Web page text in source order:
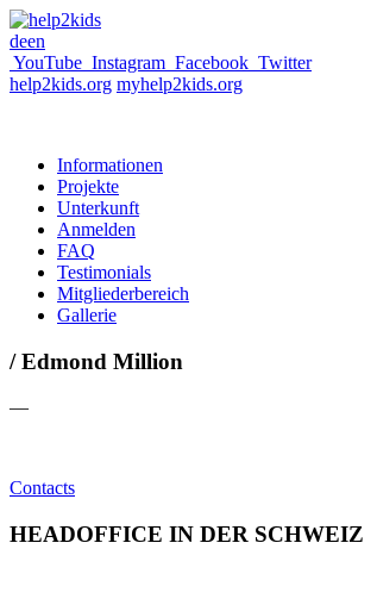
deen
YouTube Instagram Facebook Twitter
help2kids.org myhelp2kids.org
Informationen
Projekte
Unterkunft
Anmelden
FAQ
Testimonials
Mitgliederbereich
Gallerie
/ Edmond Million
—
Contacts
HEADOFFICE IN DER SCHWEIZ